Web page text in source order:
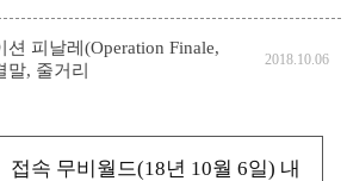
션 피날레(Operation Finale,
말, 줄거리
2018.10.06
접속 무비월드(18년 10월 6일) 내